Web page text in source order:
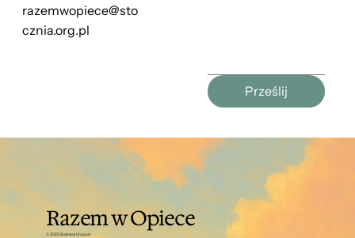
razemwopiece@sto
cznia.org.pl
Prześlij
Razem w Opiece
© 2025 Business Unusual